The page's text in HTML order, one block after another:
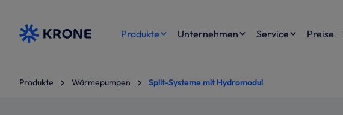
Produkte Unternehmen Service Preise
Produkte Wärmepumpen Split-Systeme mit Hydromodul